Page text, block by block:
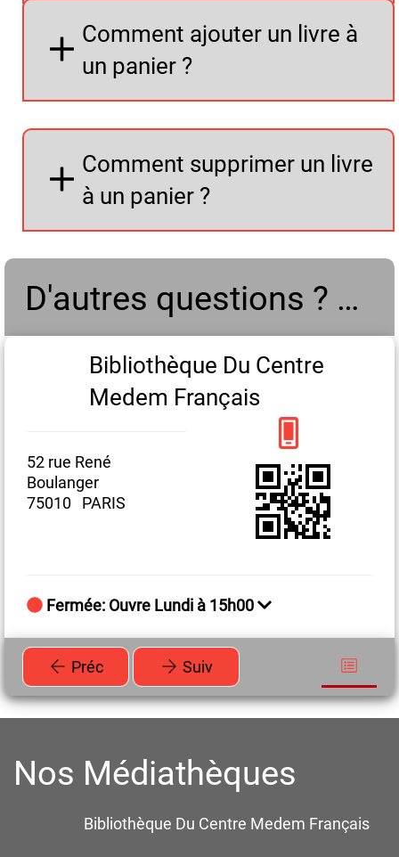
Comment ajouter un livre à
un panier ?
Comment supprimer un livre
à un panier ?
D'autres questions ? Contactez-nous
Bibliothèque Du Centre
Medem Français
52 rue René
Boulanger
75010 PARIS
Fermée: Ouvre Lundi à 15h00
Préc Suiv
Nos Médiathèques
Bibliothèque Du Centre Medem Français